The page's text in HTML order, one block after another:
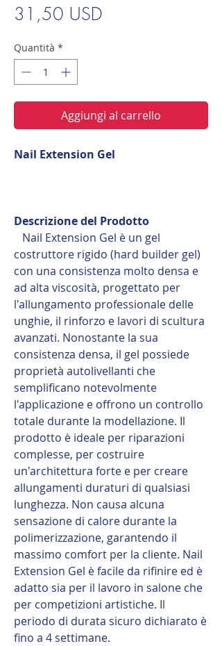
31,50 USDPrezzo
Quantità *
Aggiungi al carrello
Nail Extension Gel
Descrizione del Prodotto
Nail Extension Gel è un gel
costruttore rigido (hard builder gel)
con una consistenza molto densa e
ad alta viscosità, progettato per
l'allungamento professionale delle
unghie, il rinforzo e lavori di scultura
avanzati. Nonostante la sua
consistenza densa, il gel possiede
proprietà autolivellanti che
semplificano notevolmente
l'applicazione e offrono un controllo
totale durante la modellazione. Il
prodotto è ideale per riparazioni
complesse, per costruire
un'architettura forte e per creare
allungamenti duraturi di qualsiasi
lunghezza. Non causa alcuna
sensazione di calore durante la
polimerizzazione, garantendo il
massimo comfort per la cliente. Nail
Extension Gel è facile da rifinire ed è
adatto sia per il lavoro in salone che
per competizioni artistiche. Il
periodo di durata sicuro dichiarato è
fino a 4 settimane.